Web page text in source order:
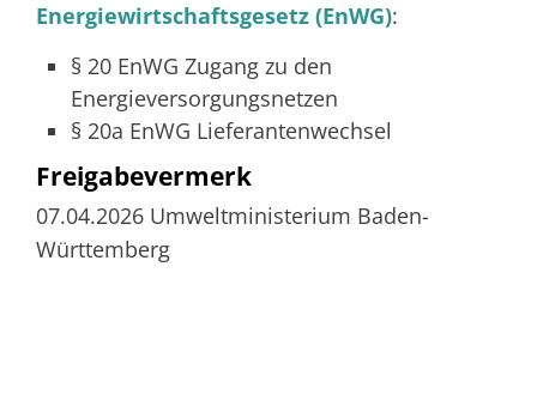
Energiewirtschaftsgesetz (EnWG):
§ 20 EnWG Zugang zu den
Energieversorgungsnetzen
§ 20a EnWG Lieferantenwechsel
Freigabevermerk
07.04.2026 Umweltministerium Baden-
Württemberg